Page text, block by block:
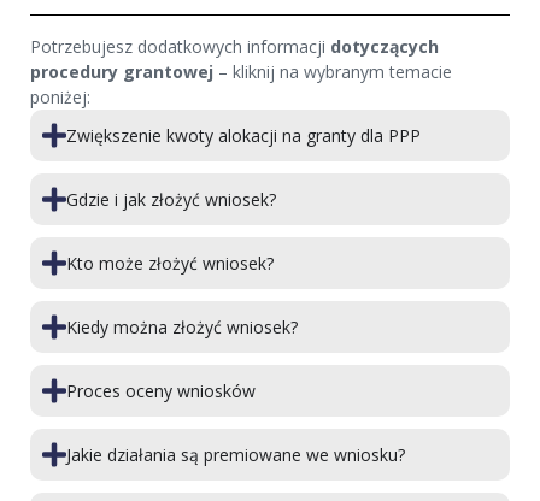
Potrzebujesz dodatkowych informacji dotyczących
procedury grantowej – kliknij na wybranym temacie
poniżej:
Zwiększenie kwoty alokacji na granty dla PPP
Gdzie i jak złożyć wniosek?
Kto może złożyć wniosek?
Kiedy można złożyć wniosek?
Proces oceny wniosków
Jakie działania są premiowane we wniosku?